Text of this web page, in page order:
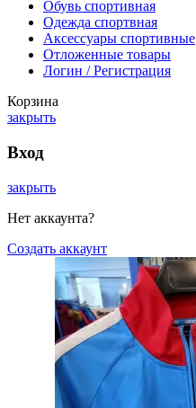
Обувь спортивная
Одежда спортвная
Аксессуары спортивные
Отложенные товары
Логин / Регистрация
Корзина
закрыть
Вход
закрыть
Нет аккаунта?
Создать аккаунт